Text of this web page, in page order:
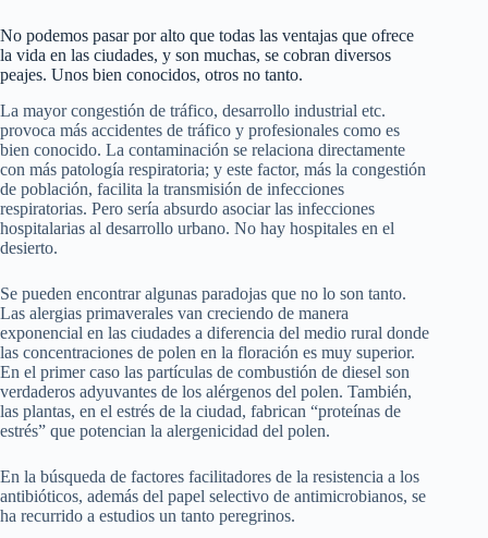
No podemos pasar por alto que todas las ventajas que ofrece
la vida en las ciudades, y son muchas, se cobran diversos
peajes. Unos bien conocidos, otros no tanto.
La mayor congestión de tráfico, desarrollo industrial etc.
provoca más accidentes de tráfico y profesionales como es
bien conocido. La contaminación se relaciona directamente
con más patología respiratoria; y este factor, más la congestión
de población, facilita la transmisión de infecciones
respiratorias. Pero sería absurdo asociar las infecciones
hospitalarias al desarrollo urbano. No hay hospitales en el
desierto.
Se pueden encontrar algunas paradojas que no lo son tanto.
Las alergias primaverales van creciendo de manera
exponencial en las ciudades a diferencia del medio rural donde
las concentraciones de polen en la floración es muy superior.
En el primer caso las partículas de combustión de diesel son
verdaderos adyuvantes de los alérgenos del polen. También,
las plantas, en el estrés de la ciudad, fabrican “proteínas de
estrés” que potencian la alergenicidad del polen.
En la búsqueda de factores facilitadores de la resistencia a los
antibióticos, además del papel selectivo de antimicrobianos, se
ha recurrido a estudios un tanto peregrinos.